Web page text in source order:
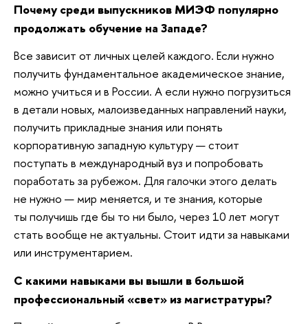
Почему среди выпускников МИЭФ популярно
продолжать обучение на Западе?
Все зависит от личных целей каждого. Если нужно
получить фундаментальное академическое знание,
можно учиться и в России. А если нужно погрузиться
в детали новых, малоизведанных направлений науки,
получить прикладные знания или понять
корпоративную западную культуру — стоит
поступать в международный вуз и попробовать
поработать за рубежом. Для галочки этого делать
не нужно — мир меняется, и те знания, которые
ты получишь где бы то ни было, через 10 лет могут
стать вообще не актуальны. Стоит идти за навыками
или инструментарием.
С какими навыками вы вышли в большой
профессиональный «свет» из магистратуры?